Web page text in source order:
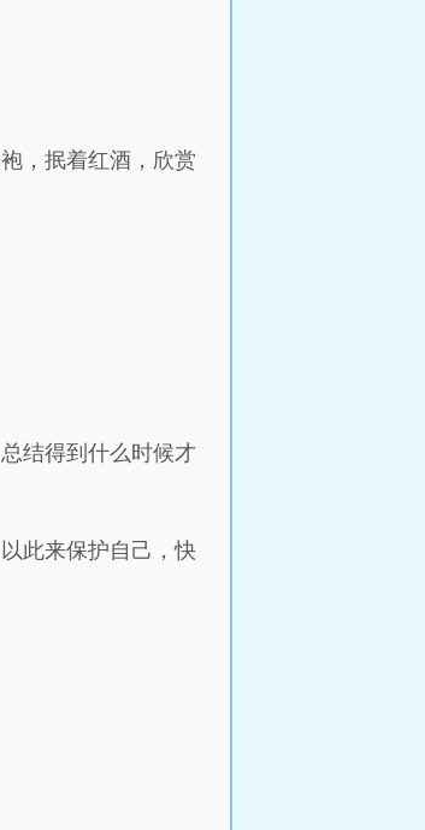
，抿着红酒，欣赏
结得到什么时候才
此来保护自己，快